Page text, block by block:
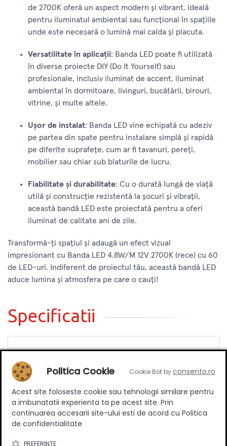
de 2700K oferă un aspect modern și vibrant, ideală
pentru iluminatul ambiental sau funcțional în spațiile
unde este necesară o lumină mai calda și placuta.
Versatilitate în aplicații: Banda LED poate fi utilizată
în diverse proiecte DIY (Do It Yourself) sau
profesionale, inclusiv iluminat de accent, iluminat
ambiental în dormitoare, livinguri, bucătării, birouri,
vitrine, și multe altele.
Ușor de instalat: Banda LED vine echipată cu adeziv
pe partea din spate pentru instalare simplă și rapidă
pe diferite suprafețe, cum ar fi tavanuri, pereți,
mobilier sau chiar sub blaturile de lucru.
Fiabilitate și durabilitate: Cu o durată lungă de viață
utilă și construcție rezistentă la șocuri și vibrații,
această bandă LED este proiectată pentru a oferi
iluminat de calitate ani de zile.
Transformă-ți spațiul și adaugă un efect vizual
impresionant cu Banda LED 4.8W/M 12V 2700K (rece) cu 60
de LED-uri. Indiferent de proiectul tău, această bandă LED
aduce lumina și atmosfera pe care o cauți!
Specificatii
Indice de Protectie
IP20
Alimentare
12V
Culoare lumina
Lumina calda
Kelvin
Politica Cookie Cookie Bot byconsento.ro
Acest site foloseste cookie sau tehnologii similare pentru
a imbunatatii experienta ta pe acest site. Prin
continuarea accesarii site-ului esti de acord cu Politica
de confidentialitate
PREFERINTE